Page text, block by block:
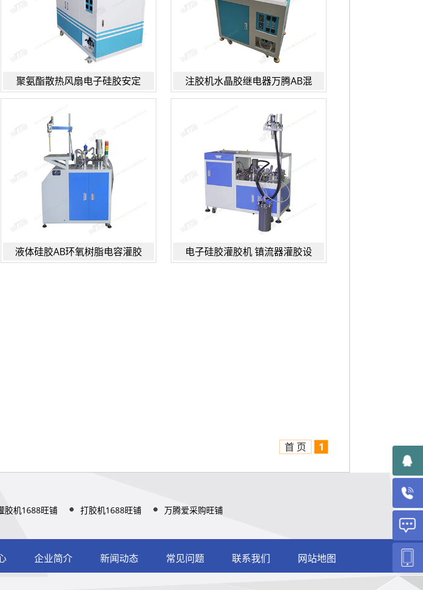
聚氨酯散热风扇电子硅胶安定 注胶机水晶胶继电器万腾AB混
液体硅胶AB环氧树脂电容灌胶 电子硅胶灌胶机 镇流器灌胶设
首 页
1
胶机1688旺铺 打胶机1688旺铺 万腾爱采购旺铺
企业简介 新闻动态 常见问题 联系我们 网站地图